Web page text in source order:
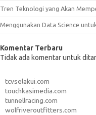
Tren Teknologi yang Akan
Menggunakan Data Science
Komentar Terbaru
Tidak ada komentar untuk
tcvselakui.com
touchkasimedia.com
tunnellracing.com
wolfriveroutfitters.com